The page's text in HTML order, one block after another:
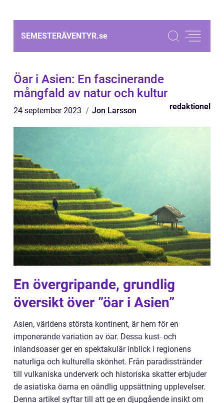
SEMESTERÄVENTYR.se
Öar i Asien: En fascinerande
mångfald av natur och kultur
24 september 2023 Jon Larsson redaktionel
En övergripande, grundlig
översikt över ”öar i Asien”
Asien, världens största kontinent, är hem för en
imponerande variation av öar. Dessa kust- och
inlandsoaser ger en spektakulär inblick i regionens
naturliga och kulturella skönhet. Från paradisstränder
till vulkaniska underverk och historiska skatter erbjuder
de asiatiska öarna en oändlig uppsättning upplevelser.
Denna artikel syftar till att ge en djupgående insikt om